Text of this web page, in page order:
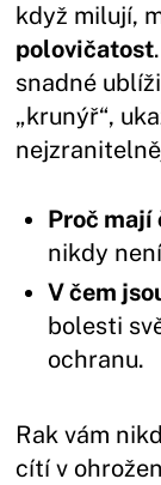
když milují,
polovičatost
snadné
„krunýř“,
Proč mají
nikdy
V čem
bolesti
ochranu.
Rak vám
cítí v